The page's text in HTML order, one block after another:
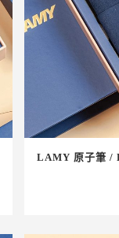
LAMY 原子筆 /